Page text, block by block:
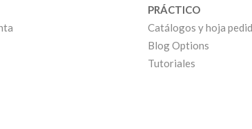
PRÁCTICO
Catálogos y hoja
Blog Options
Tutoriales